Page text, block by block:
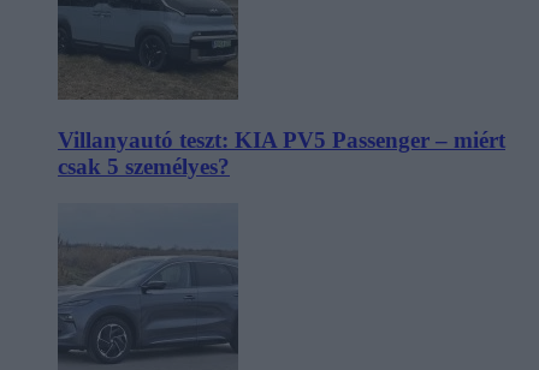
Villanyautó teszt: KIA PV5 Passenger – miért
csak 5 személyes?